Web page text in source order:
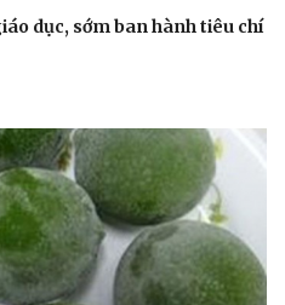
Podcast
Câu chuyện thời sự
dục, sớm ban hành tiêu chí